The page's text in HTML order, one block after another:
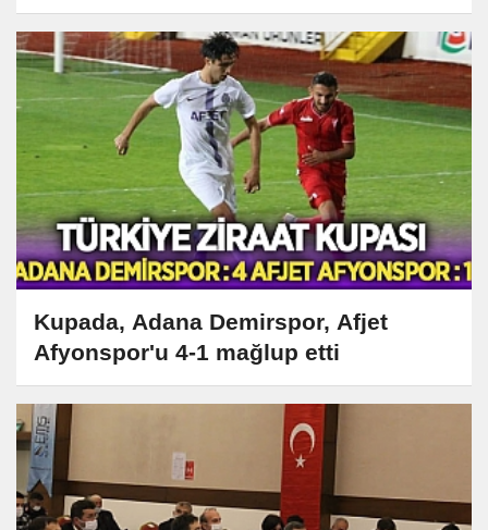
Kupada, Adana Demirspor, Afjet
Afyonspor'u 4-1 mağlup etti